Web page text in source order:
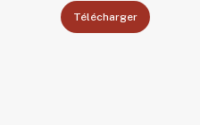
Télécharger